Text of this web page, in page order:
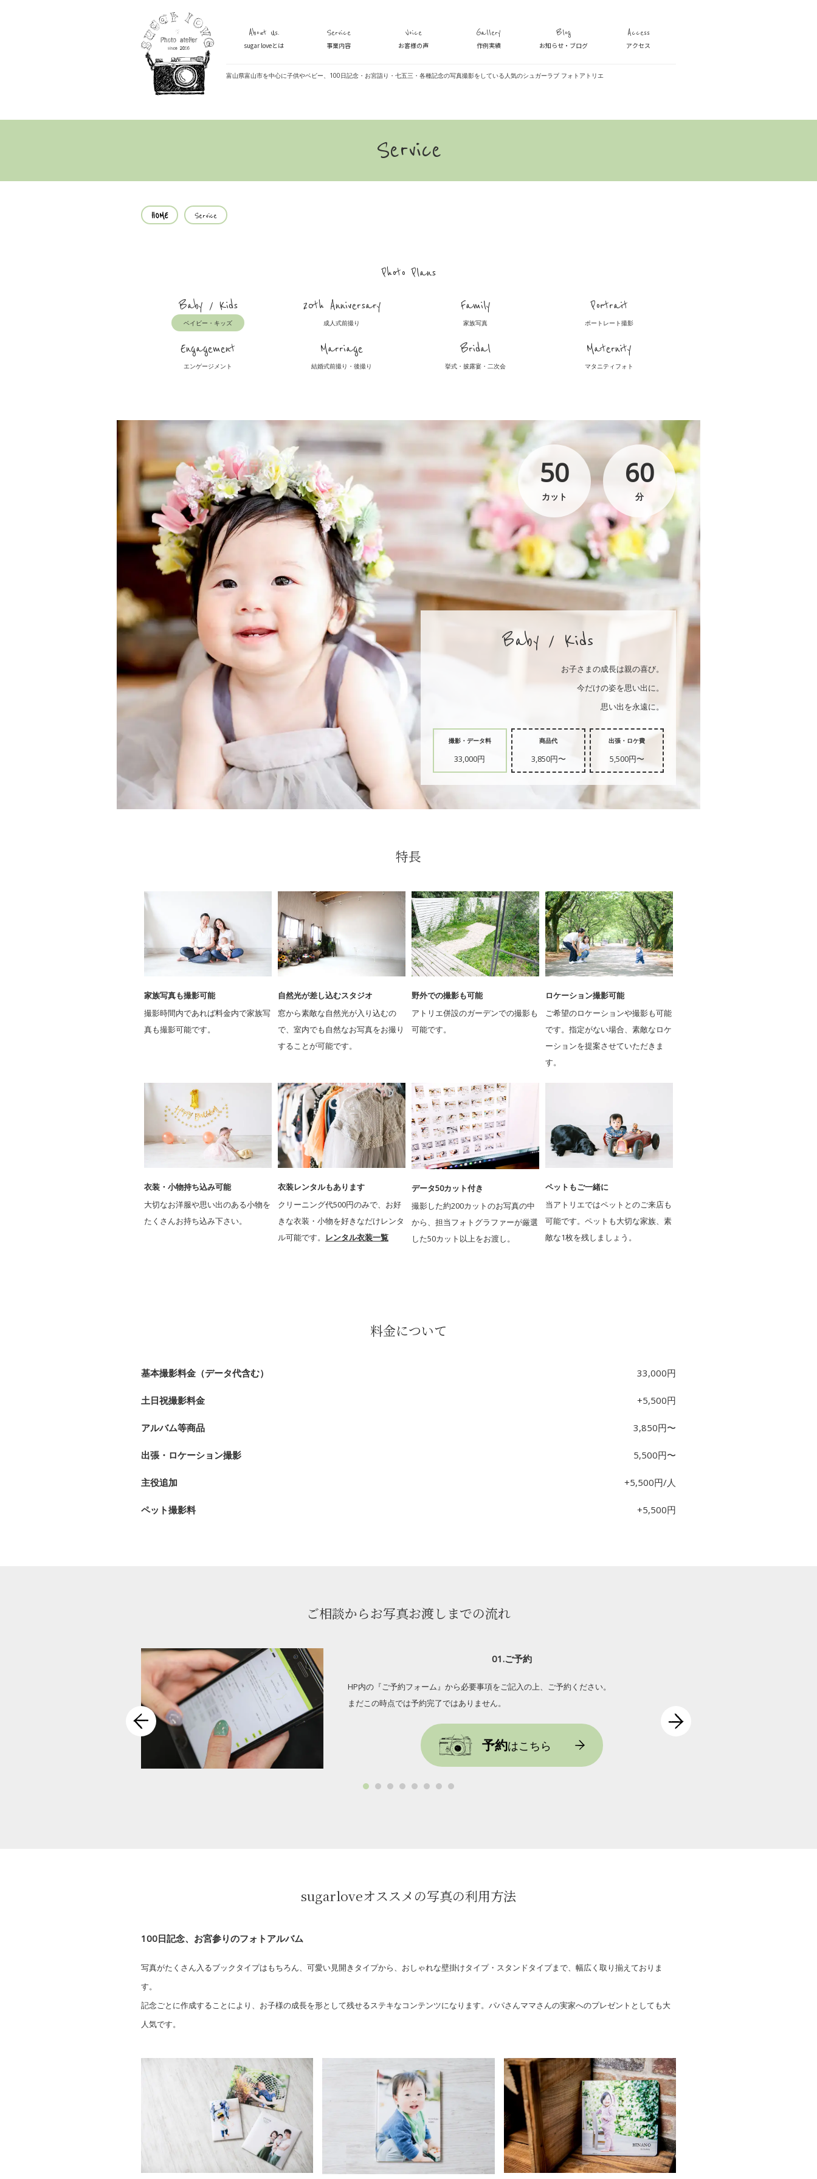
About Us.
sugar loveとは
Service
事業内容
Voice
お客様の声
Gallery
作例実績
Blog
お知らせ・ブログ
Access
アクセス
富山県富山市を中心に子供やベビー、100日記念・お宮詣り・七五三・各種記念の写真撮影をしている人気のシュガーラブ フォトアトリエ
Service
HOME Service
Photo Plans
Baby / Kids
ベイビー・キッズ
20th Anniversary
成人式前撮り
Family
家族写真
Portrait
ポートレート撮影
Engagement
エンゲージメント
Marriage
結婚式前撮り・後撮り
Bridal
挙式・披露宴・二次会
Maternity
マタニティフォト
60
分
50
カット
Baby / Kids
お子さまの成長は親の喜び。
今だけの姿を思い出に。
思い出を永遠に。
撮影・データ料
33,000円
商品代
3,850円〜
出張・ロケ費
5,500円〜
特長
家族写真も撮影可能
撮影時間内であれば料金内で家族写
真も撮影可能です。
自然光が差し込むスタジオ
窓から素敵な自然光が入り込むの
で、室内でも自然なお写真をお撮り
することが可能です。
野外での撮影も可能
アトリエ併設のガーデンでの撮影も
可能です。
ロケーション撮影可能
ご希望のロケーションや撮影も可能
です。指定がない場合、素敵なロケ
ーションを提案させていただきま
す。
衣装・小物持ち込み可能
大切なお洋服や思い出のある小物を
たくさんお持ち込み下さい。
衣装レンタルもあります
クリーニング代500円のみで、お好
きな衣装・小物を好きなだけレンタ
ル可能です。
レンタル衣装一覧
データ50カット付き
撮影した約200カットのお写真の中
から、担当フォトグラファーが厳選
した50カット以上をお渡し。
ペットもご一緒に
当アトリエではペットとのご来店も
可能です。ペットも大切な家族、素
敵な1枚を残しましょう。
料金について
基本撮影料金（データ代含む） 33,000円
土日祝撮影料金 +5,500円
アルバム等商品 3,850円〜
出張・ロケーション撮影 5,500円〜
主役追加 +5,500円/人
ペット撮影料 +5,500円
ご相談からお写真お渡しまでの流れ
01.ご予約
HP内の『ご予約フォーム』から必要事項をご記入の上、ご予約ください。
まだこの時点では予約完了ではありません。
予約はこちら
sugarloveオススメの写真の利用方法
100日記念、お宮参りのフォトアルバム
写真がたくさん入るブックタイプはもちろん、可愛い見開きタイプから、おしゃれな壁掛けタイプ・スタンドタイプまで、幅広く取り揃えておりま
す。
記念ごとに作成することにより、お子様の成長を形として残せるステキなコンテンツになります。パパさんママさんの実家へのプレゼントとしても大
人気です。